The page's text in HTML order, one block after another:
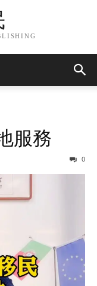
服務
0